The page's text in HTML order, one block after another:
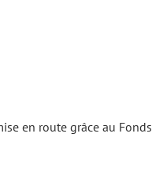
en route grâce au Fonds